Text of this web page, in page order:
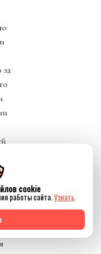
cookie
работы сайта.Узнать